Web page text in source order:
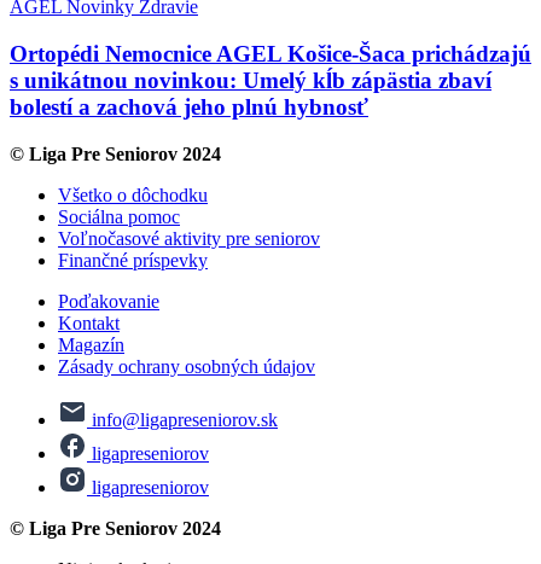
AGEL Novinky Zdravie
Ortopédi Nemocnice AGEL Košice-Šaca prichádzajú
s unikátnou novinkou: Umelý kĺb zápästia zbaví
bolestí a zachová jeho plnú hybnosť
© Liga Pre Seniorov 2024
Všetko o dôchodku
Sociálna pomoc
Voľnočasové aktivity pre seniorov
Finančné príspevky
Poďakovanie
Kontakt
Magazín
Zásady ochrany osobných údajov
info@ligapreseniorov.sk
ligapreseniorov
ligapreseniorov
© Liga Pre Seniorov 2024